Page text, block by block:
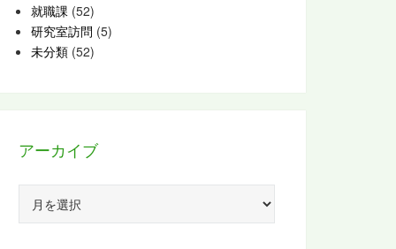
就職課 (52)
研究室訪問 (5)
未分類 (52)
アーカイブ
カ